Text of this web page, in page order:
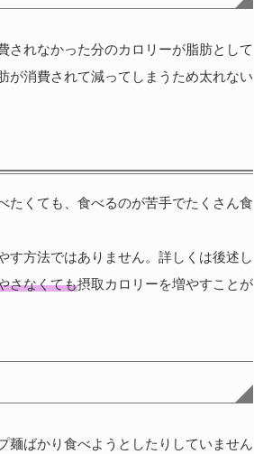
されなかった分のカロリーが脂肪として
が消費されて減ってしまうため太れない
たくても、食べるのが苦手でたくさん食
す方法ではありません。詳しくは後述し
さなくても摂取カロリーを増やすことが
麺ばかり食べようとしたりしていません